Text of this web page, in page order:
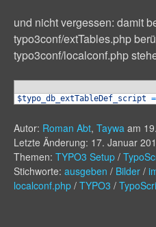
und nicht vergessen: damit
typo3conf/extTables.php
typo3conf/localconf.php
$typo_db_extTableDef_script =
Autor: Roman Abt, Taywa am
Letzte Änderung: 17. Januar
Themen: TYPO3 Setup /
Stichworte: ausgeben / Bilder /
localconf.php / TYPO3 /